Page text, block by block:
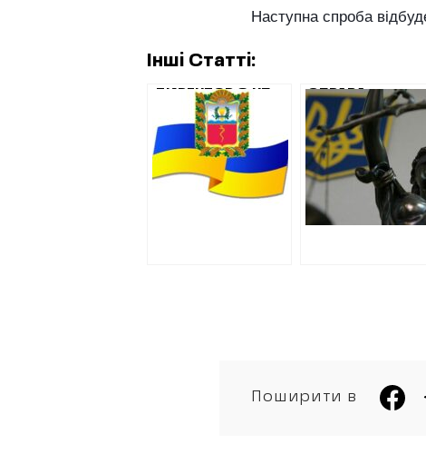
Наступна спроба
Інші Статті:
ДИРЕКТОР З КП
КЕРНЕСА ТА ЙОГО
ЗАСТУПНИК
РОЗІГРАЛИ 11
МІЛЬЙОНІВ НА
РЕМОНТ
СПРАВА
ДИРЕКТОР КП
СЕМЕНА
ВЖЕ МАЙЖЕ
ПІВРОКУ СУД НЕ
МОЖЕ
ПІДГОТОВЧЕ
ЗАСІДАННЯ
Поширити в